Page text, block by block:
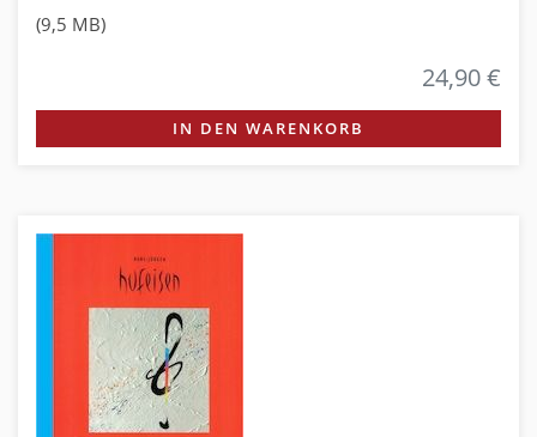
(9,5 MB)
24,90 €
IN DEN WARENKORB